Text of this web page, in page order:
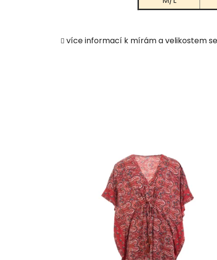
více informací k mírám a velikostem